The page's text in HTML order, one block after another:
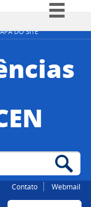
DO SITE
Canais
Contato Webmail